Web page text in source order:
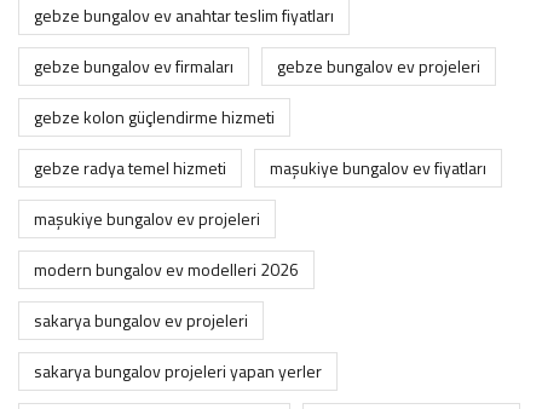
gebze bungalov ev anahtar teslim fiyatları
gebze bungalov ev firmaları
gebze bungalov ev projeleri
gebze kolon güçlendirme hizmeti
gebze radya temel hizmeti
maşukiye bungalov ev fiyatları
maşukiye bungalov ev projeleri
modern bungalov ev modelleri 2026
sakarya bungalov ev projeleri
sakarya bungalov projeleri yapan yerler